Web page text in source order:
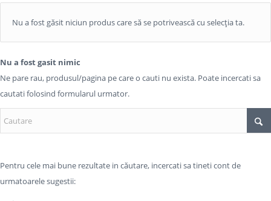
Nu a fost găsit niciun produs care să se potrivească cu selecția ta.
Nu a fost gasit nimic
Ne pare rau, produsul/pagina pe care o cauti nu exista. Poate incercati sa
cautati folosind formularul urmator.
Pentru cele mai bune rezultate in căutare, incercati sa tineti cont de
urmatoarele sugestii: